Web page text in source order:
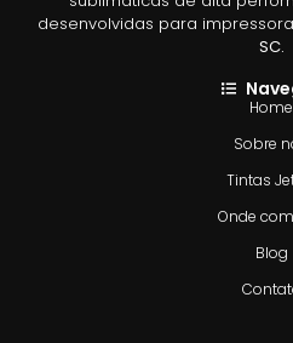
desenvolvidas para
SC.
Home
Sobre
Tintas
Onde
Blog